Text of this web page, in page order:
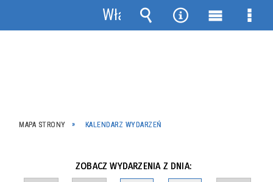
MAPA STRONY KALENDARZ WYDARZEŃ
ZOBACZ WYDARZENIA Z DNIA:
Włącz
powiadomienia
Wyszukiwarka
Narzędzia
Menu